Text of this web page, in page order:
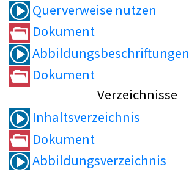
Querverweise nutzen
Dokument
Abbildungsbeschriftungen
Dokument
Verzeichnisse
Inhaltsverzeichnis
Dokument
Abbildungsverzeichnis